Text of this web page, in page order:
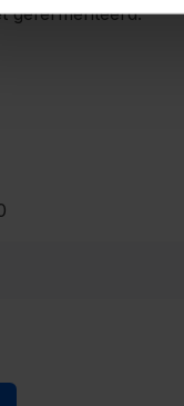
gefermenteerd.